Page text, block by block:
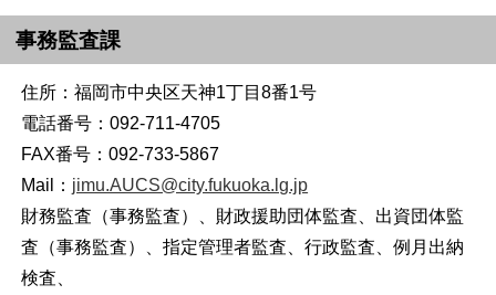
事務監査課
住所：福岡市中央区天神1丁目8番1号
電話番号：092-711-4705
FAX番号：092-733-5867
Mail： jimu.AUCS@city.fukuoka.lg.jp
財務監査（事務監査）、財政援助団体監査、出資団体監
査（事務監査）、指定管理者監査、行政監査、例月出納
検査、